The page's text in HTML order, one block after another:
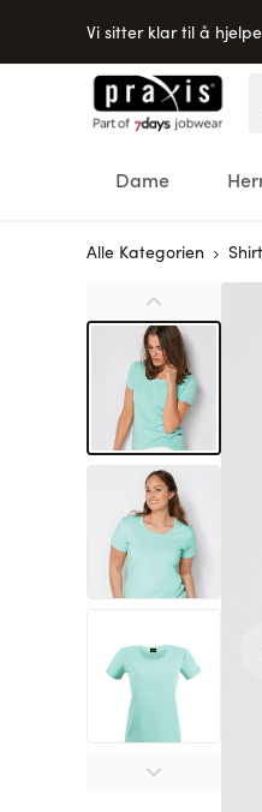
Vi sitter klar til å
Hopp til innhold
Dame
Alle Kategorien